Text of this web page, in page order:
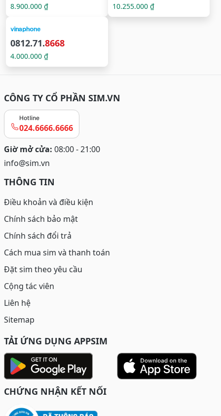
8.900.000 ₫ 10.255.000 ₫
0812.71.8668
4.000.000 ₫
CÔNG TY CỔ PHẦN SIM.VN
Hotline
024.6666.6666
Giờ mở cửa: 08:00 - 21:00
info@sim.vn
THÔNG TIN
Điều khoản và điều kiện
Chính sách bảo mật
Chính sách đổi trả
Cách mua sim và thanh toán
Đặt sim theo yêu cầu
Cộng tác viên
Liên hệ
Sitemap
TẢI ỨNG DỤNG APPSIM
CHỨNG NHẬN KẾT NỐI